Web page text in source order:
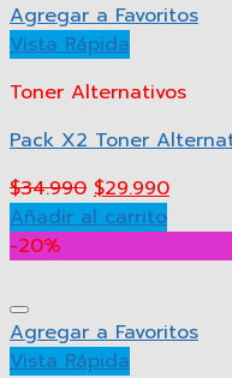
Agregar a Favoritos
Vista Rápida
Toner Alternativos
Pack X2 Toner
$34.990 $29.990
Añadir al carrito
-20%
Agregar a Favoritos
Vista Rápida